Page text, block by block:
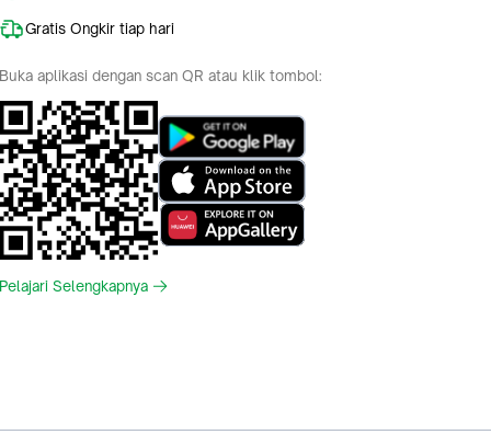
Gratis Ongkir tiap hari
Buka aplikasi dengan scan QR atau klik tombol:
Pelajari Selengkapnya